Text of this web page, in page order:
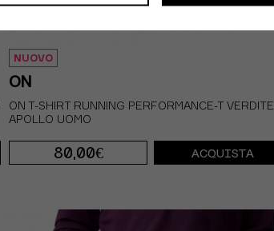
NUOVO
ON
ON T-SHIRT RUNNING PERFORMANCE-T VERDITE
APOLLO UOMO
80,00€ ACQUISTA